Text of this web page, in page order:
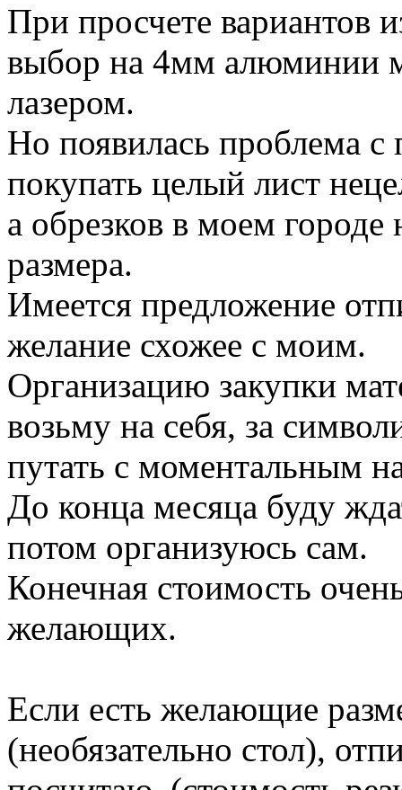
При просчете вариантов
выбор на 4мм алюминии
лазером.
Но появилась проблема с
покупать целый лист
а обрезков в моем
размера.
Имеется предложение
желание схожее с моим.
Организацию закупки
возьму на себя, за
путать с моментальным
До конца месяца буду
потом организуюсь сам.
Конечная стоимость
желающих.
Если есть желающие
(необязательно стол),